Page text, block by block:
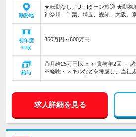
勤務地
★転勤なし／U・Iターン歓迎 ★勤務
神奈川、千葉、埼玉、愛知、大阪、
初年度
年収
350万円～600万円
給与
◎月給25万円以上 ＋ 賞与年2回 ＋ 諸
※経験・スキルなどを考慮し、当社
求人詳細を見る